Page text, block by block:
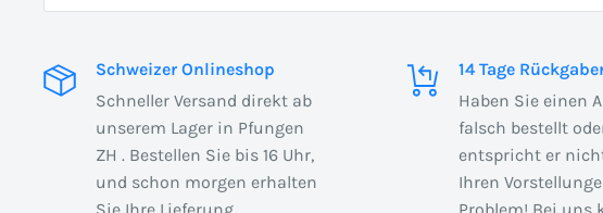
Schweizer Onlineshop
Schneller Versand direkt ab
unserem Lager in Pfungen
ZH . Bestellen Sie bis 16 Uhr,
und schon morgen erhalten
14 Tage
Haben Sie einen
falsch bestellt
entspricht er
Ihren